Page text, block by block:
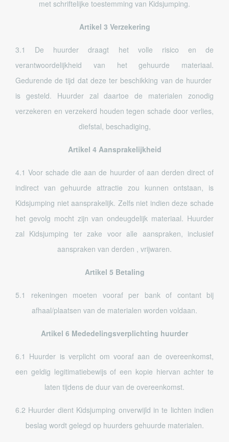
met schriftelijke toestemming van Kidsjumping.
Artikel 3 Verzekering
3.1 De huurder draagt het volle risico en de
verantwoordelijkheid van het gehuurde materiaal.
Gedurende de tijd dat deze ter beschikking van de huurder
is gesteld. Huurder zal daartoe de materialen zonodig
verzekeren en verzekerd houden tegen schade door verlies,
diefstal, beschadiging,
Artikel 4 Aansprakelijkheid
4.1 Voor schade die aan de huurder of aan derden direct of
indirect van gehuurde attractie zou kunnen ontstaan, is
Kidsjumping niet aansprakelijk. Zelfs niet indien deze schade
het gevolg mocht zijn van ondeugdelijk materiaal. Huurder
zal Kidsjumping ter zake voor alle aanspraken, inclusief
aanspraken van derden , vrijwaren.
Artikel 5 Betaling
5.1 rekeningen moeten vooraf per bank of contant bij
afhaal/plaatsen van de materialen worden voldaan.
Artikel 6 Mededelingsverplichting huurder
6.1 Huurder is verplicht om vooraf aan de overeenkomst,
een geldig legitimatiebewijs of een kopie hiervan achter te
laten tijdens de duur van de overeenkomst.
6.2 Huurder dient Kidsjumping onverwijld in te lichten indien
beslag wordt gelegd op huurders gehuurde materialen.